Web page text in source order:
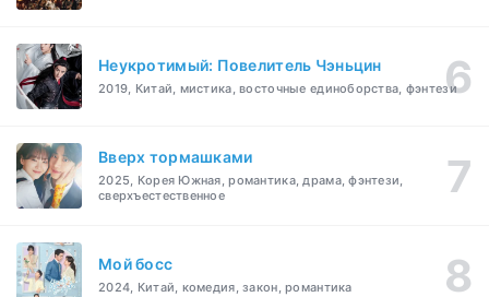
Неукротимый: Повелитель Чэньцин
2019, Китай, мистика, восточные единоборства, фэнтези
Вверх тормашками
2025, Корея Южная, романтика, драма, фэнтези,
сверхъестественное
Мой босс
2024, Китай, комедия, закон, романтика